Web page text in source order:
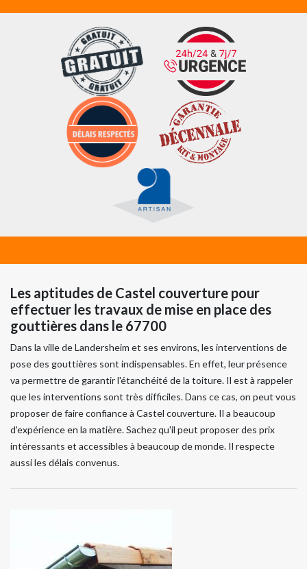
Les aptitudes de Castel couverture pour
effectuer les travaux de mise en place des
gouttières dans le 67700
Dans la ville de Landersheim et ses environs, les interventions de
pose des gouttières sont indispensables. En effet, leur présence
va permettre de garantir l'étanchéité de la toiture. Il est à rappeler
que les interventions sont très difficiles. Dans ce cas, on peut vous
proposer de faire confiance à Castel couverture. Il a beaucoup
d'expérience en la matière. Sachez qu'il peut proposer des prix
intéressants et accessibles à beaucoup de monde. Il respecte
aussi les délais convenus.